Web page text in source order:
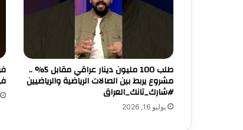
طلب 100 مليون دينار عراقي مقابل 5% ..
مشروع يربط بين الصالات الرياضية والرياضيين
#شارك_تانك_العراق
يوليو 16, 2026